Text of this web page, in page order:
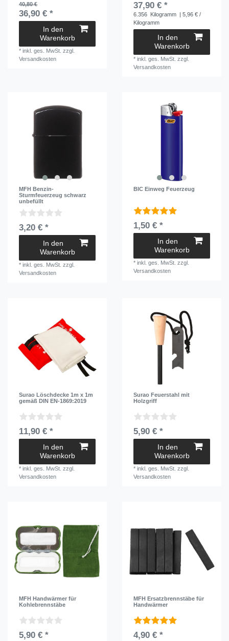
40,80 €
36,90 € *
In den
Warenkorb
*inkl. ges. MwSt. zzgl.
Versandkosten
37,90 € *
6.356 Kilogramm | 5,96 € /
Kilogramm
In den
Warenkorb
*inkl. ges. MwSt. zzgl.
Versandkosten
MFH Benzin-
Sturmfeuerzeug schwarz
unbefüllt
3,20 € *
In den
Warenkorb
*inkl. ges. MwSt. zzgl.
Versandkosten
BIC Einweg Feuerzeug
1,50 € *
In den
Warenkorb
*inkl. ges. MwSt. zzgl.
Versandkosten
Surao Löschdecke 1m x 1m
gemäß DIN EN-1869:2019
11,90 € *
In den
Warenkorb
*inkl. ges. MwSt. zzgl.
Versandkosten
Surao Feuerstahl mit
Holzgriff
5,90 € *
In den
Warenkorb
*inkl. ges. MwSt. zzgl.
Versandkosten
MFH Handwärmer für
Kohlebrennstäbe
5,90 € *
MFH Ersatzbrennstäbe für
Handwärmer
4,90 € *